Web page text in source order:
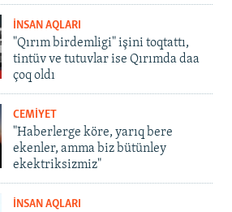
İNSAN AQLARI
"Qırım birdemligi" işini toqtattı,
tintüv ve tutuvlar ise Qırımda daa
çoq oldı
CEMİYET
"Haberlerge köre, yarıq bere
ekenler, amma biz bütünley
ekektriksizmiz"
İNSAN AQLARI